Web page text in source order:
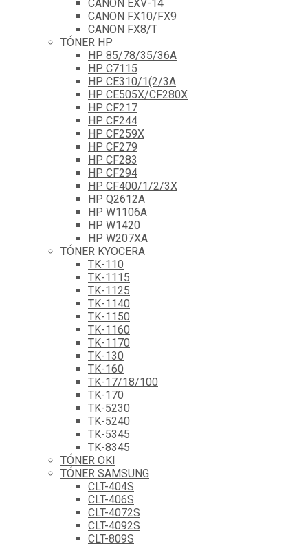
CANON EXV-14
CANON FX10/FX9
CANON FX8/T
TÓNER HP
HP 85/78/35/36A
HP C7115
HP CE310/1(2/3A
HP CE505X/CF280X
HP CF217
HP CF244
HP CF259X
HP CF279
HP CF283
HP CF294
HP CF400/1/2/3X
HP Q2612A
HP W1106A
HP W1420
HP W207XA
TÓNER KYOCERA
TK-110
TK-1115
TK-1125
TK-1140
TK-1150
TK-1160
TK-1170
TK-130
TK-160
TK-17/18/100
TK-170
TK-5230
TK-5240
TK-5345
TK-8345
TÓNER OKI
TÓNER SAMSUNG
CLT-404S
CLT-406S
CLT-4072S
CLT-4092S
CLT-809S